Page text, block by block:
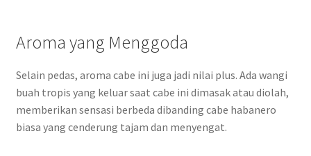
Aroma yang Menggoda
Selain pedas, aroma cabe ini juga jadi nilai plus. Ada wangi
buah tropis yang keluar saat cabe ini dimasak atau diolah,
memberikan sensasi berbeda dibanding cabe habanero
biasa yang cenderung tajam dan menyengat.